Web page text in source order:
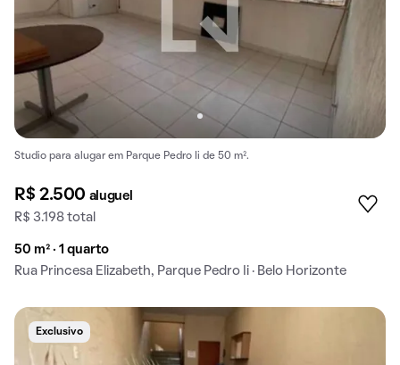
Studio para alugar em Parque Pedro Ii de 50 m².
R$ 2.500 aluguel
R$ 3.198 total
50 m² · 1 quarto
Rua Princesa Elizabeth, Parque Pedro Ii · Belo Horizonte
Exclusivo